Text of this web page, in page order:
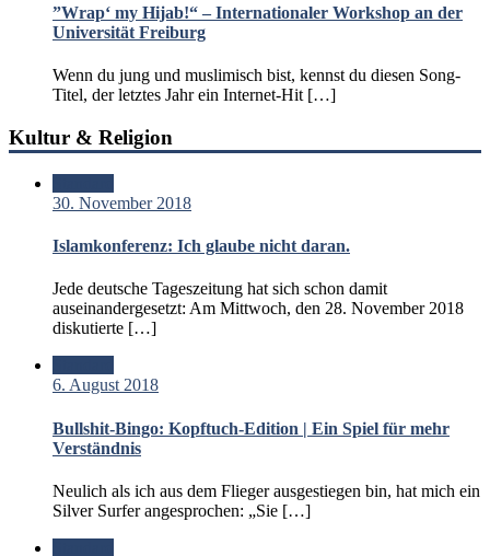
”Wrap‘ my Hijab!“ – Internationaler Workshop an der
Universität Freiburg
Wenn du jung und muslimisch bist, kennst du diesen Song-
Titel, der letztes Jahr ein Internet-Hit […]
Kultur & Religion
30. November 2018
Islamkonferenz: Ich glaube nicht daran.
Jede deutsche Tageszeitung hat sich schon damit
auseinandergesetzt: Am Mittwoch, den 28. November 2018
diskutierte […]
6. August 2018
Bullshit-Bingo: Kopftuch-Edition | Ein Spiel für mehr
Verständnis
Neulich als ich aus dem Flieger ausgestiegen bin, hat mich ein
Silver Surfer angesprochen: „Sie […]